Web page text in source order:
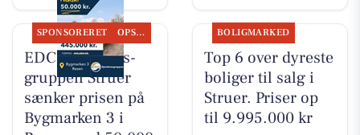
SPONSORERET OPSLAGSTAVLEN
EDC Ejen­doms­
grup­pen Struer
sænker prisen på
Bygmarken 3 i
BOLIGMARKED
Top 6 over dyreste
boliger til salg i
Struer. Priser op
til 9.995.000 kr